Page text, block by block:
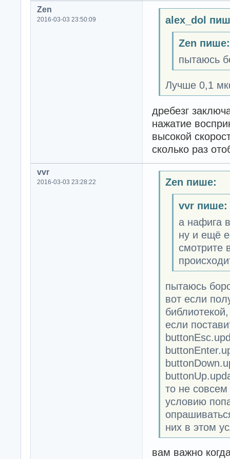
Zen
2016-03-03 23:50:09 alex_dol
Zen пише:
пытаюсь
Лучше 0,1
дребезг
нажатие
высокой
сколько раз
vvr
2016-03-03 23:28:22 Zen пише:
vvr пише:
а нафига
ну и ещё
смотрите
пытаюсь
вот если
если
то не
условию
них в этом
вам важно